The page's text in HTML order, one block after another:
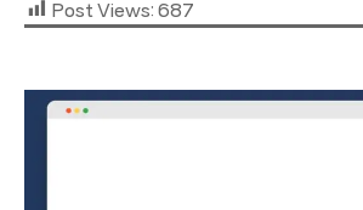
Post Views: 687